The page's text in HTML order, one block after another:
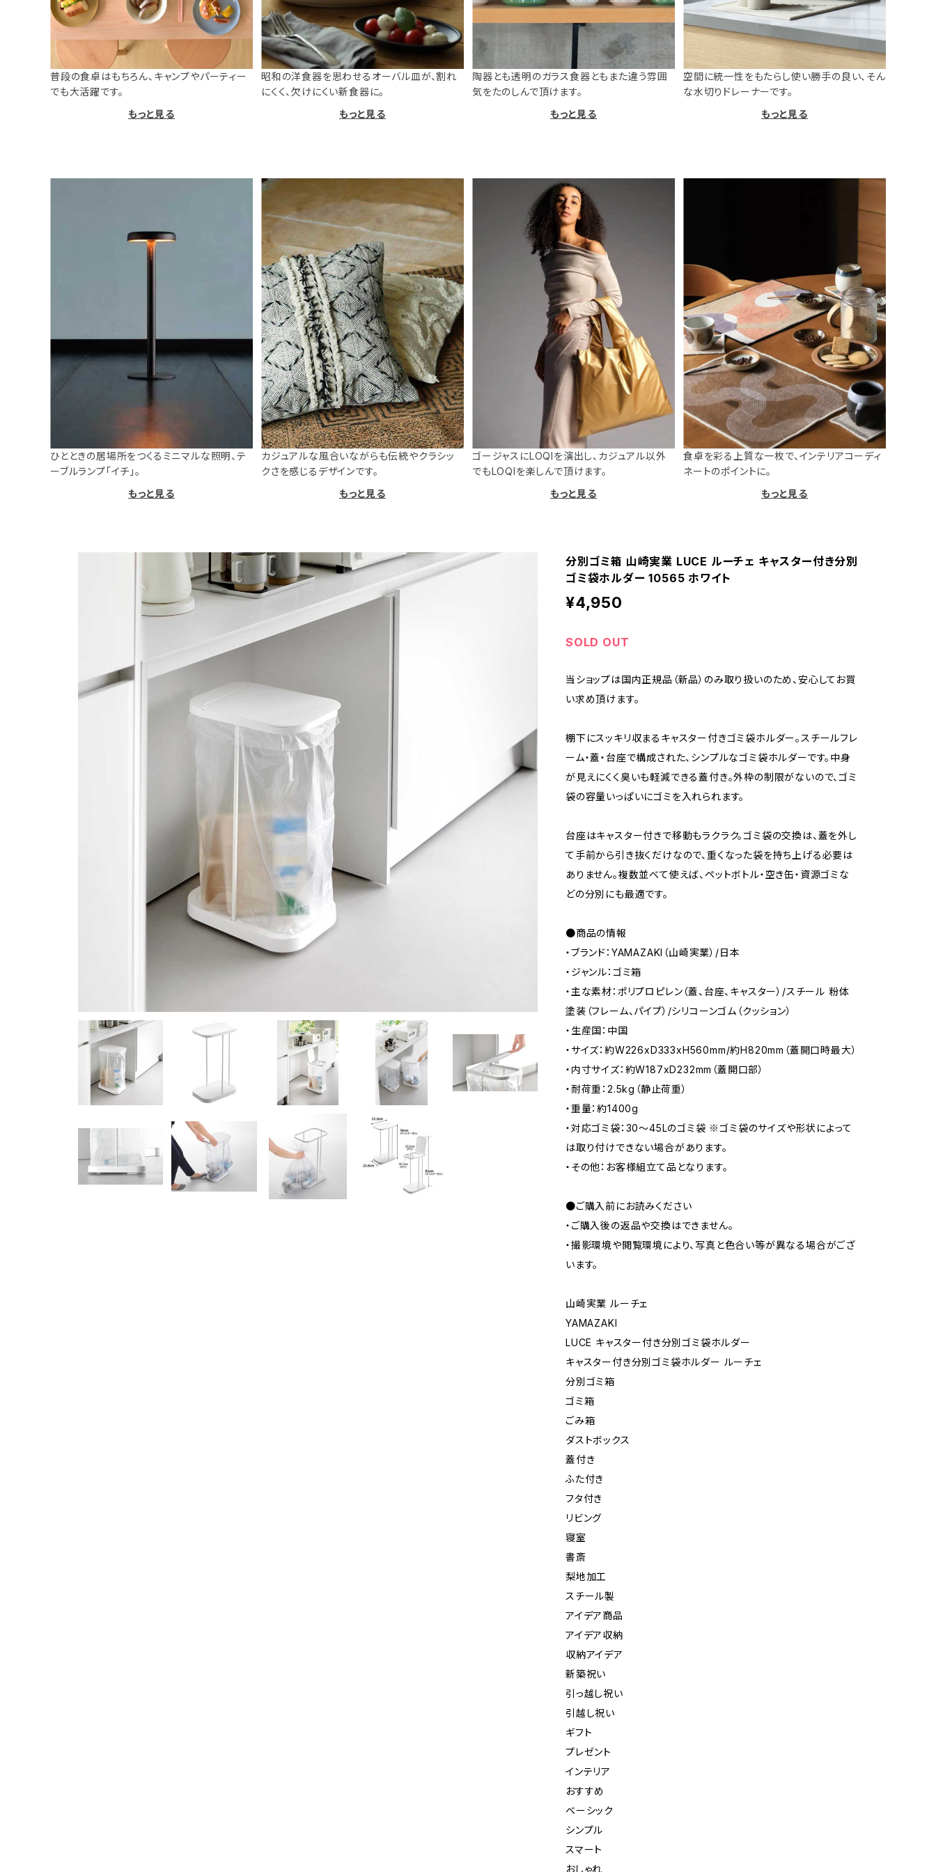
普段の食卓はもちろん、キャンプやパーティー
でも大活躍です。
もっと見る
昭和の洋食器を思わせるオーバル皿が、割れ
にくく、欠けにくい新食器に。
もっと見る
陶器とも透明のガラス食器ともまた違う雰囲
気をたのしんで頂けます。
もっと見る
空間に統一性をもたらし使い勝手の良い、そん
な水切りドレーナーです。
もっと見る
ひとときの居場所をつくるミニマルな照明、テ
ーブルランプ「イチ」。
もっと見る
カジュアルな風合いながらも伝統やクラシッ
クさを感じるデザインです。
もっと見る
ゴージャスにLOQIを演出し、カジュアル以外
でもLOQIを楽しんで頂けます。
もっと見る
食卓を彩る上質な一枚で、インテリアコーディ
ネートのポイントに。
もっと見る
分別ゴミ箱 山崎実業 LUCE ルーチェ キャスター付き分別
ゴミ袋ホルダー 10565 ホワイト
¥4,950
SOLD OUT
当ショップは国内正規品（新品）のみ取り扱いのため、安心してお買
い求め頂けます。
棚下にスッキリ収まるキャスター付きゴミ袋ホルダー。スチールフレ
ーム・蓋・台座で構成された、シンプルなゴミ袋ホルダーです。中身
が見えにくく臭いも軽減できる蓋付き。外枠の制限がないので、ゴミ
袋の容量いっぱいにゴミを入れられます。
台座はキャスター付きで移動もラクラク。ゴミ袋の交換は、蓋を外し
て手前から引き抜くだけなので、重くなった袋を持ち上げる必要は
ありません。複数並べて使えば、ペットボトル・空き缶・資源ゴミな
どの分別にも最適です。
●商品の情報
・ブランド：YAMAZAKI（山崎実業）/日本
・ジャンル：ゴミ箱
・主な素材：ポリプロピレン（蓋、台座、キャスター）/スチール 粉体
塗装（フレーム、パイプ）/シリコーンゴム（クッション）
・生産国：中国
・サイズ：約W226xD333xH560mm/約H820mm（蓋開口時最大）
・内寸サイズ：約W187xD232mm（蓋開口部）
・耐荷重：2.5kg（静止荷重）
・重量：約1400g
・対応ゴミ袋：30〜45Lのゴミ袋 ※ゴミ袋のサイズや形状によって
は取り付けできない場合があります。
・その他：お客様組立て品となります。
●ご購入前にお読みください
・ご購入後の返品や交換はできません。
・撮影環境や閲覧環境により、写真と色合い等が異なる場合がござ
います。
山崎実業 ルーチェ
YAMAZAKI
LUCE キャスター付き分別ゴミ袋ホルダー
キャスター付き分別ゴミ袋ホルダー ルーチェ
分別ゴミ箱
ゴミ箱
ごみ箱
ダストボックス
蓋付き
ふた付き
フタ付き
リビング
寝室
書斎
梨地加工
スチール製
アイデア商品
アイデア収納
収納アイデア
新築祝い
引っ越し祝い
引越し祝い
ギフト
プレゼント
インテリア
おすすめ
ベーシック
シンプル
スマート
おしゃれ